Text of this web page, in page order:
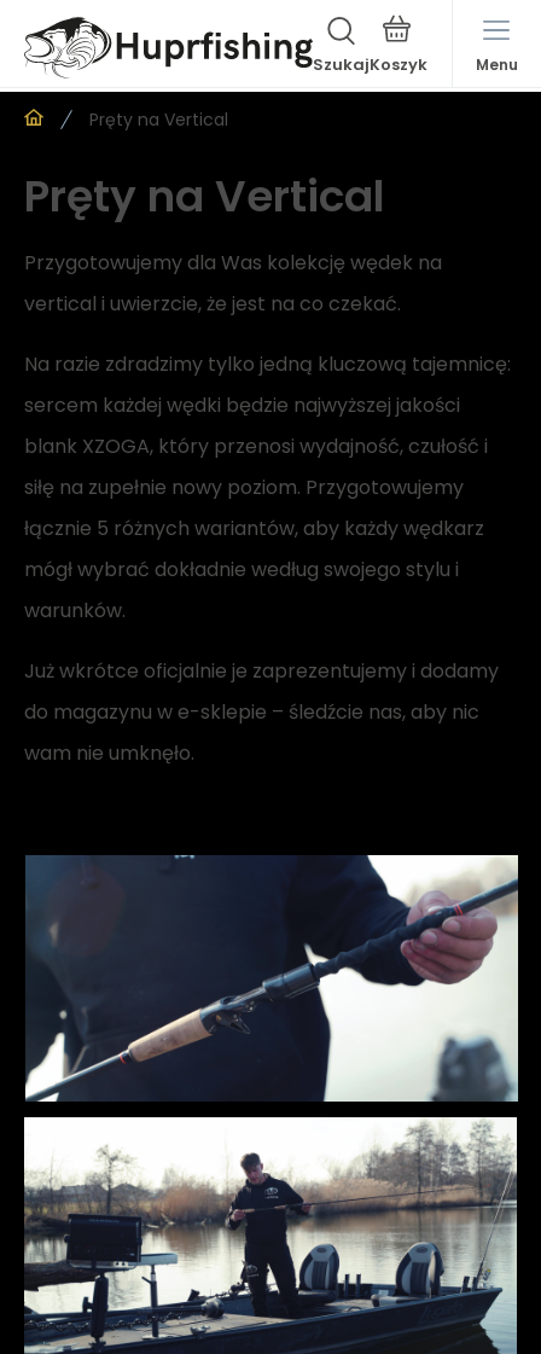
Szukaj Menu
Pręty na Vertical
Pręty na Vertical
Przygotowujemy dla Was kolekcję wędek na
vertical i uwierzcie, że jest na co czekać.
Na razie zdradzimy tylko jedną kluczową tajemnicę:
sercem każdej wędki będzie najwyższej jakości
blank XZOGA, który przenosi wydajność, czułość i
siłę na zupełnie nowy poziom. Przygotowujemy
łącznie 5 różnych wariantów, aby każdy wędkarz
mógł wybrać dokładnie według swojego stylu i
warunków.
Już wkrótce oficjalnie je zaprezentujemy i dodamy
do magazynu w e-sklepie – śledźcie nas, aby nic
wam nie umknęło.